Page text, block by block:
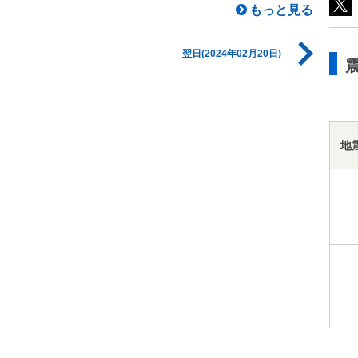
もっと見る
翌日(2024年02月20日)
地